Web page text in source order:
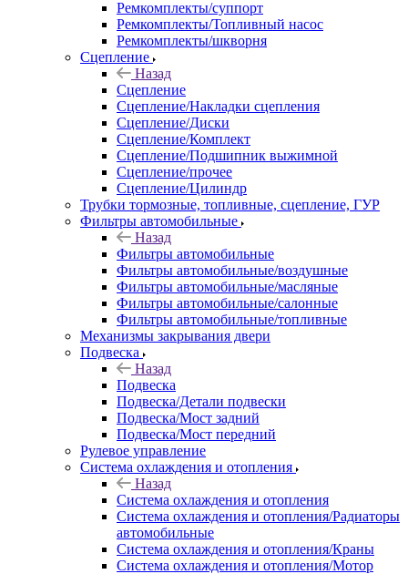
Ремкомплекты/суппорт
Ремкомплекты/Топливный насос
Ремкомплекты/шкворня
Сцепление
Назад
Сцепление
Сцепление/Накладки сцепления
Сцепление/Диски
Сцепление/Комплект
Сцепление/Подшипник выжимной
Сцепление/прочее
Сцепление/Цилиндр
Трубки тормозные, топливные, сцепление, ГУР
Фильтры автомобильные
Назад
Фильтры автомобильные
Фильтры автомобильные/воздушные
Фильтры автомобильные/масляные
Фильтры автомобильные/салонные
Фильтры автомобильные/топливные
Механизмы закрывания двери
Подвеска
Назад
Подвеска
Подвеска/Детали подвески
Подвеска/Мост задний
Подвеска/Мост передний
Рулевое управление
Система охлаждения и отопления
Назад
Система охлаждения и отопления
Система охлаждения и отопления/Радиаторы
автомобильные
Система охлаждения и отопления/Краны
Система охлаждения и отопления/Мотор